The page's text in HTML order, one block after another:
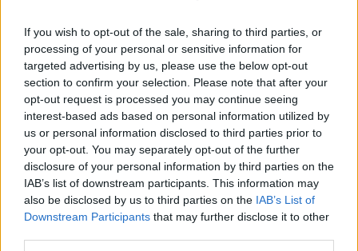
If you wish to opt-out of the sale, sharing to third parties, or
processing of your personal or sensitive information for
targeted advertising by us, please use the below opt-out
section to confirm your selection. Please note that after your
opt-out request is processed you may continue seeing
interest-based ads based on personal information utilized by
us or personal information disclosed to third parties prior to
your opt-out. You may separately opt-out of the further
disclosure of your personal information by third parties on the
IAB’s list of downstream participants. This information may
also be disclosed by us to third parties on the IAB’s List of
Downstream Participants that may further disclose it to other
A mai napon az acélgyártók körül forr a víz a legjobban,
mely annak köszönhető, hogy az Arcelor bejelentette, hogy
megvásárolta az orosz Severstal-t. A hír hatására a
szektortársak közül a ThyssenKrupp 4.4%-ot, a Corus 4.6%-
ot, a Mittal Steel pedig 2%-ot emelkedett.A mobiltelefon-
gyártók részvényei iránti erős keresletnek köszönhetően az
Ericcson 4%-os, a Nokia pedig 2.5%-os...
KEDVES OLVASÓNK!